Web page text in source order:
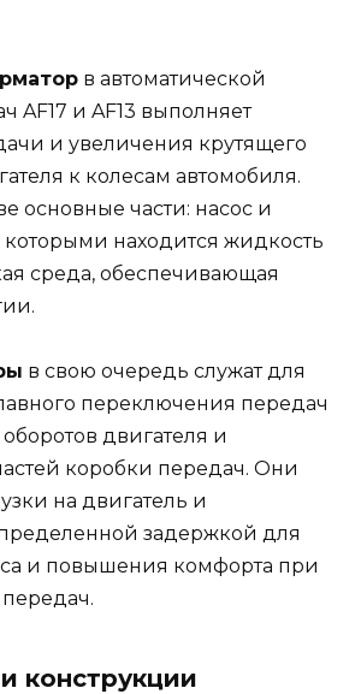
в автоматической
AF17 и AF13 выполняет
и увеличения крутящего
к колесам автомобиля.
основные части: насос и
находится жидкость
среда, обеспечивающая
в свою очередь служат для
переключения передач
двигателя и
коробки передач. Они
на двигатель и
задержкой для
и повышения комфорта при
конструкции